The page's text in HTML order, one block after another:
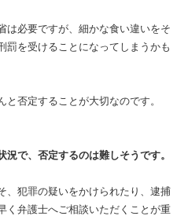
は必要ですが、細かな食い違いをそ
罰を受けることになってしまうかも
否定することが大切なのです。
で、否定するのは難しそうです。
、犯罪の疑いをかけられたり、逮捕
く弁護士へご相談いただくことが重